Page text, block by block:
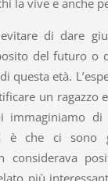
la vive e anche
di dare
del futuro o
questa età.
un ragazzo
immaginiamo
è che ci sono
considerava